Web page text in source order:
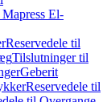
El-
Reservedele til
Tilslutninger til
Geberit
Reservedele til